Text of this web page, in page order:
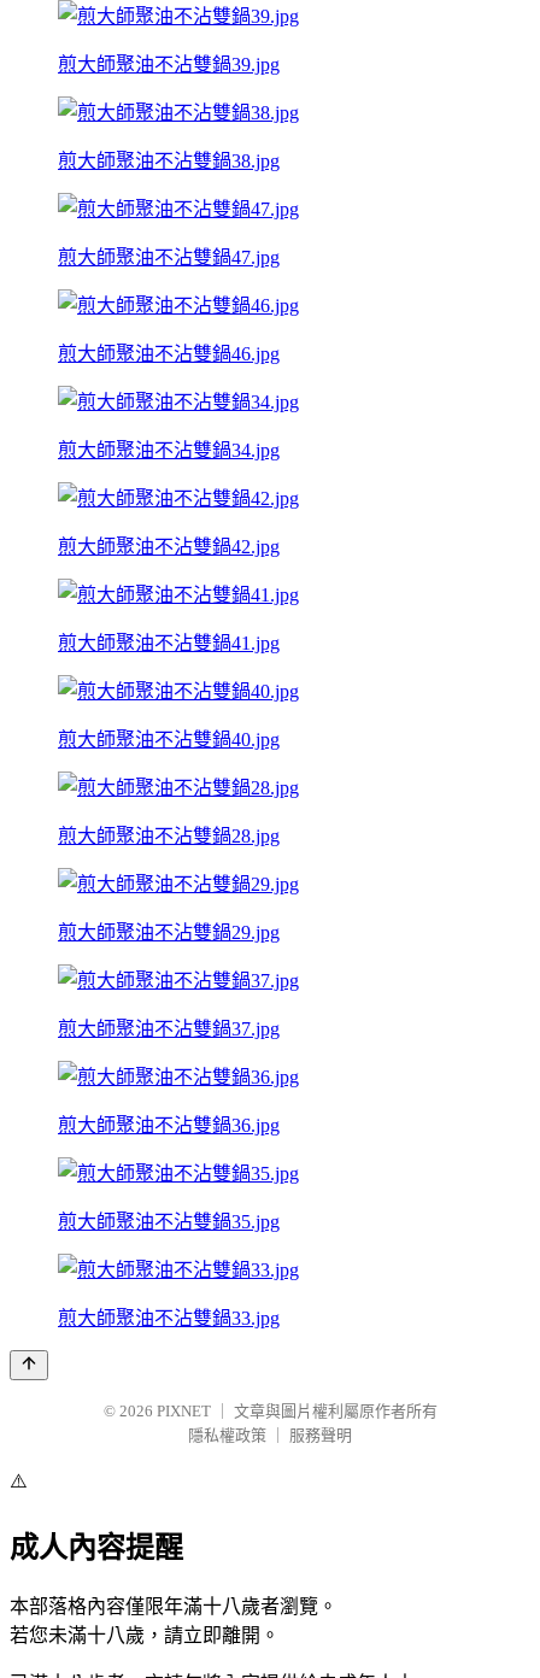
煎大師聚油不沾雙鍋39.jpg
煎大師聚油不沾雙鍋38.jpg
煎大師聚油不沾雙鍋47.jpg
煎大師聚油不沾雙鍋46.jpg
煎大師聚油不沾雙鍋34.jpg
煎大師聚油不沾雙鍋42.jpg
煎大師聚油不沾雙鍋41.jpg
煎大師聚油不沾雙鍋40.jpg
煎大師聚油不沾雙鍋28.jpg
煎大師聚油不沾雙鍋29.jpg
煎大師聚油不沾雙鍋37.jpg
煎大師聚油不沾雙鍋36.jpg
煎大師聚油不沾雙鍋35.jpg
煎大師聚油不沾雙鍋33.jpg
© 2026 PIXNET
文章與圖片權利屬原作者所有
隱私權政策
服務聲明
⚠️
成人內容提醒
本部落格內容僅限年滿十八歲者瀏覽。
若您未滿十八歲，請立即離開。